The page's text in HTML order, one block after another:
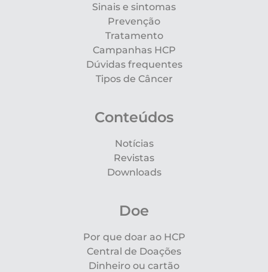
Sinais e sintomas
Prevenção
Tratamento
Campanhas HCP
Dúvidas frequentes
Tipos de Câncer
Conteúdos
Notícias
Revistas
Downloads
Doe
Por que doar ao HCP
Central de Doações
Dinheiro ou cartão